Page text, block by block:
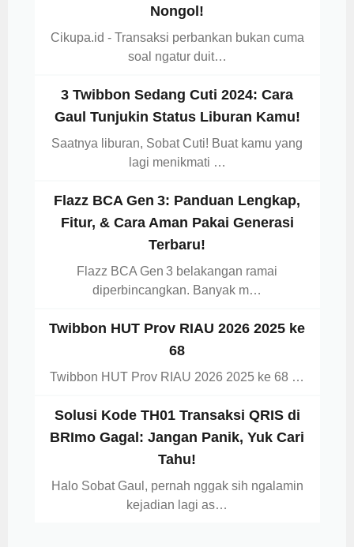
Nongol!
Cikupa.id - Transaksi perbankan bukan cuma
soal ngatur duit…
3 Twibbon Sedang Cuti 2024: Cara
Gaul Tunjukin Status Liburan Kamu!
Saatnya liburan, Sobat Cuti! Buat kamu yang
lagi menikmati …
Flazz BCA Gen 3: Panduan Lengkap,
Fitur, & Cara Aman Pakai Generasi
Terbaru!
Flazz BCA Gen 3 belakangan ramai
diperbincangkan. Banyak m…
Twibbon HUT Prov RIAU 2026 2025 ke
68
Twibbon HUT Prov RIAU 2026 2025 ke 68 …
Solusi Kode TH01 Transaksi QRIS di
BRImo Gagal: Jangan Panik, Yuk Cari
Tahu!
Halo Sobat Gaul, pernah nggak sih ngalamin
kejadian lagi as…